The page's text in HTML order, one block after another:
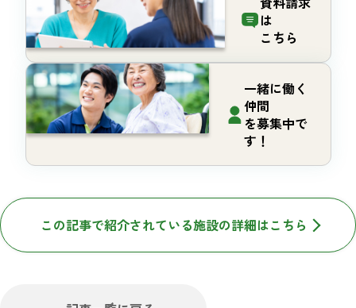
は
こちら
一緒に働く
仲間
を募集中で
す！
この記事で紹介されている施設の詳細はこちら